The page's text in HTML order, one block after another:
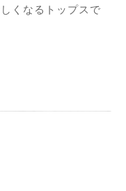
くなるトップスで